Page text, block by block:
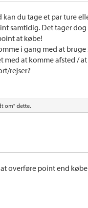
du tage et par ture
samtidig. Det tager
at købe!
i gang med at
med at komme afsted /
rejser?
om" dette.
overføre point end